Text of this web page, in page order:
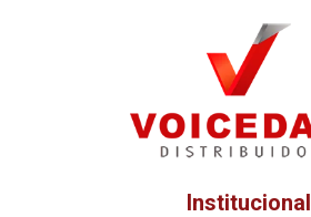
Institucional